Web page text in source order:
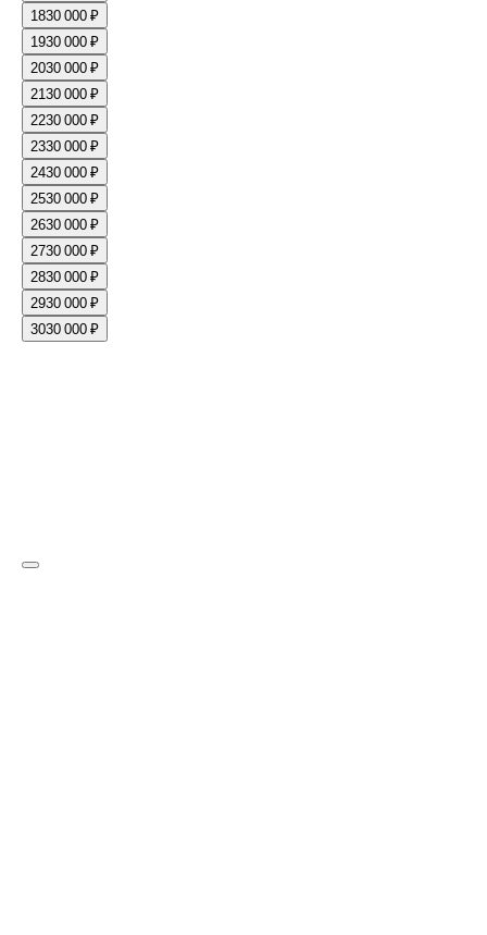
1830 000 ₽
1930 000 ₽
2030 000 ₽
2130 000 ₽
2230 000 ₽
2330 000 ₽
2430 000 ₽
2530 000 ₽
2630 000 ₽
2730 000 ₽
2830 000 ₽
2930 000 ₽
3030 000 ₽